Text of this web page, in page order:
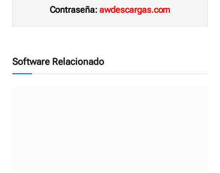
Contraseña:awdescargas.com
Software Relacionado